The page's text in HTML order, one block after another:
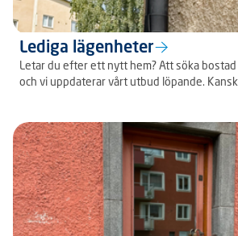
Lediga lägenheter
Letar du efter ett nytt hem? Att söka
och vi uppdaterar vårt utbud löpande.